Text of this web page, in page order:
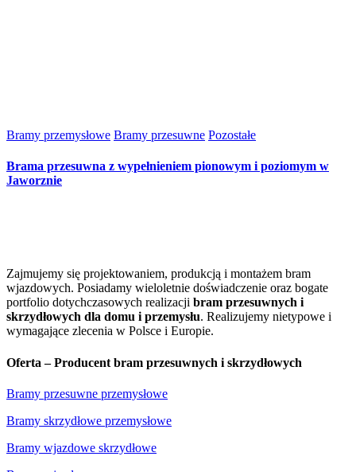
Bramy przemysłowe Bramy przesuwne Pozostałe
Brama przesuwna z wypełnieniem pionowym i poziomym w
Jaworznie
Zajmujemy się projektowaniem, produkcją i montażem bram
wjazdowych. Posiadamy wieloletnie doświadczenie oraz bogate
portfolio dotychczasowych realizacji bram przesuwnych i
skrzydłowych dla domu i przemysłu. Realizujemy nietypowe i
wymagające zlecenia w Polsce i Europie.
Oferta – Producent bram przesuwnych i skrzydłowych
Bramy przesuwne przemysłowe
Bramy skrzydłowe przemysłowe
Bramy wjazdowe skrzydłowe